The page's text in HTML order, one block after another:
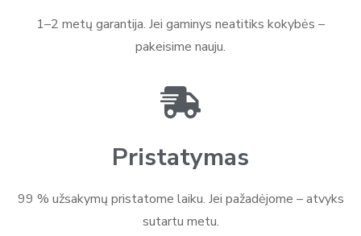
1–2 metų garantija. Jei gaminys neatitiks kokybės –
pakeisime nauju.
Pristatymas
99 % užsakymų pristatome laiku. Jei pažadėjome – atvyks
sutartu metu.